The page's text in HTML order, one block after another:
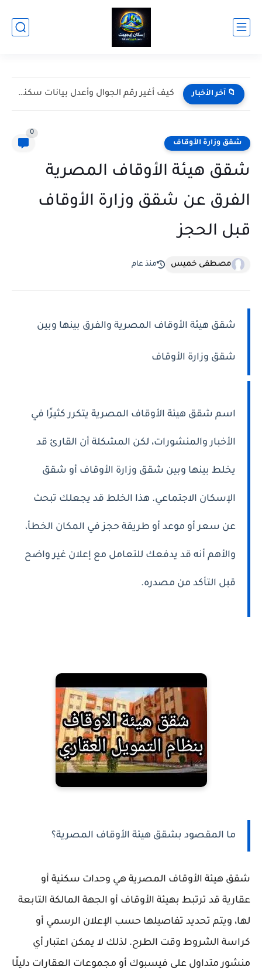
📁 آخر الأخبار كيف أغير رقم الجوال وأعدل بيانات سكني؟
شقق وزارة الأوقاف
0
شقق هيئة الأوقاف المصرية
الفرق عن شقق وزارة الأوقاف
قبل الحجز
مصطفى خميس منذ عام
شقق هيئة الأوقاف المصرية والفرق بينها وبين
شقق وزارة الأوقاف
اسم شقق هيئة الأوقاف المصرية يتكرر كثيرًا في
الأخبار والمنشورات، لكن المشكلة أن القارئ قد
يخلط بينها وبين شقق وزارة الأوقاف أو شقق
الإسكان الاجتماعي. هذا الخلط قد يجعلك تبحث
عن سعر أو موعد أو طريقة حجز في المكان الخطأ،
والأهم أنه قد يدفعك للتعامل مع إعلان غير واضح
قبل التأكد من مصدره.
ما المقصود بشقق هيئة الأوقاف المصرية؟
شقق هيئة الأوقاف المصرية هي وحدات سكنية أو
عقارية قد ترتبط بهيئة الأوقاف أو الجهة المالكة التابعة
لها، ويتم تحديد تفاصيلها حسب الإعلان الرسمي أو
كراسة الشروط وقت الطرح. لذلك لا يمكن اعتبار أي
منشور متداول على فيسبوك أو مجموعات العقارات دليلًا